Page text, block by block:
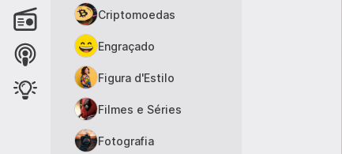
Criptomoedas
Engraçado
Figura d'Estilo
Filmes e Séries
Fotografia